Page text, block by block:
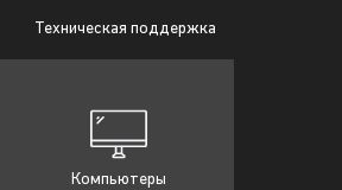
Техническая поддержка
Компьютеры